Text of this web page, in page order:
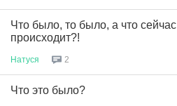
Что было, то было, а что сейчас
происходит?!
Натуся 2
Что это было?